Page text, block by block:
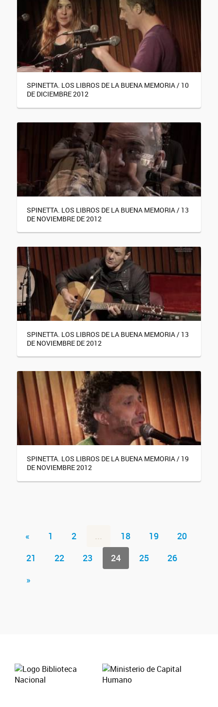
SPINETTA. LOS LIBROS DE LA BUENA MEMORIA / 10
DE DICIEMBRE 2012
SPINETTA. LOS LIBROS DE LA BUENA MEMORIA / 13
DE NOVIEMBRE DE 2012
SPINETTA. LOS LIBROS DE LA BUENA MEMORIA / 13
DE NOVIEMBRE DE 2012
SPINETTA. LOS LIBROS DE LA BUENA MEMORIA / 19
DE NOVIEMBRE 2012
« 1 2 ... 18 19
20
21
22 23 24 25
26
»